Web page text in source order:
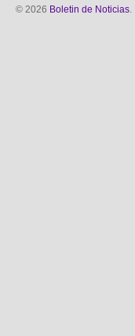
© 2026 Boletin de Noticias.